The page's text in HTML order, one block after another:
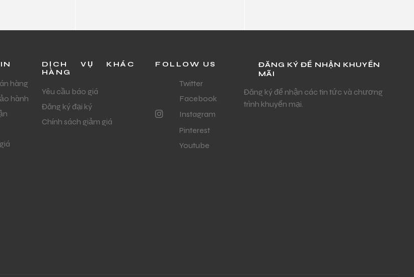
hàng
hành
DỊCH VỤ KHÁC
HÀNG
Yêu cầu báo giá
Đăng ký đại ký
Chính sách giảm giá
FOLLOW US
Twitter
Facebook
Instagram
Pinterest
Youtube
ĐĂNG KÝ ĐỂ NHẬN KHUYẾN
MÃI
Đăng ký để nhận các tin tức và chương
trình khuyến mại.